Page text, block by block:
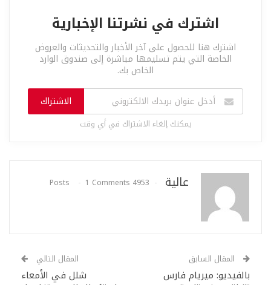
اشترك في نشرتنا الإخبارية
اشترك هنا للحصول على آخر الأخبار والتحديثات والعروض
الخاصة التي يتم تسليمها مباشرة إلى صندوق الوارد
الخاص بك.
الاشتراك
يمكنك إلغاء الاشتراك في أي وقت
عالية 4953 Posts
1 Comments
المقال السابق
بالفيديو: ميريام فارس
المقال التالي
شلل في الأمعاء